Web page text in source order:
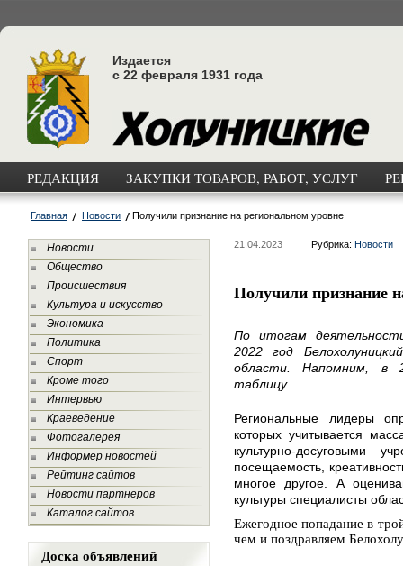
Издается
с 22 февраля 1931 года
РЕДАКЦИЯ ЗАКУПКИ ТОВАРОВ, РАБОТ, УСЛУГ
Главная Новости Получили признание на региональном уровне
Новости
Общество
Происшествия
Культура и искусство
Экономика
Политика
Спорт
Кроме того
Интервью
Краеведение
Фотогалерея
Информер новостей
Рейтинг сайтов
Новости партнеров
Каталог сайтов
Доска объявлений
21.04.2023 Рубрика: Новости
Получили признание
По итогам
2022 год
области. Напомним, в
таблицу.
Региональные лидеры
которых учитывается
культурно-досуговыми
посещаемость,
многое другое. А
культуры специалисты
Ежегодное попадание в
чем и поздравляем